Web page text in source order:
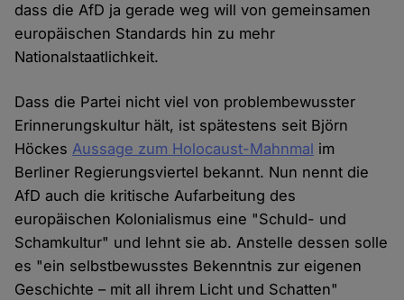
dass die AfD ja gerade weg will von gemeinsamen
europäischen Standards hin zu mehr
Nationalstaatlichkeit.
Dass die Partei nicht viel von problembewusster
Erinnerungskultur hält, ist spätestens seit Björn
HöckesAussage zum Holocaust-Mahnmal im
Berliner Regierungsviertel bekannt. Nun nennt die
AfD auch die kritische Aufarbeitung des
europäischen Kolonialismus eine "Schuld- und
Schamkultur" und lehnt sie ab. Anstelle dessen solle
es "ein selbstbewusstes Bekenntnis zur eigenen
Geschichte – mit all ihrem Licht und Schatten"